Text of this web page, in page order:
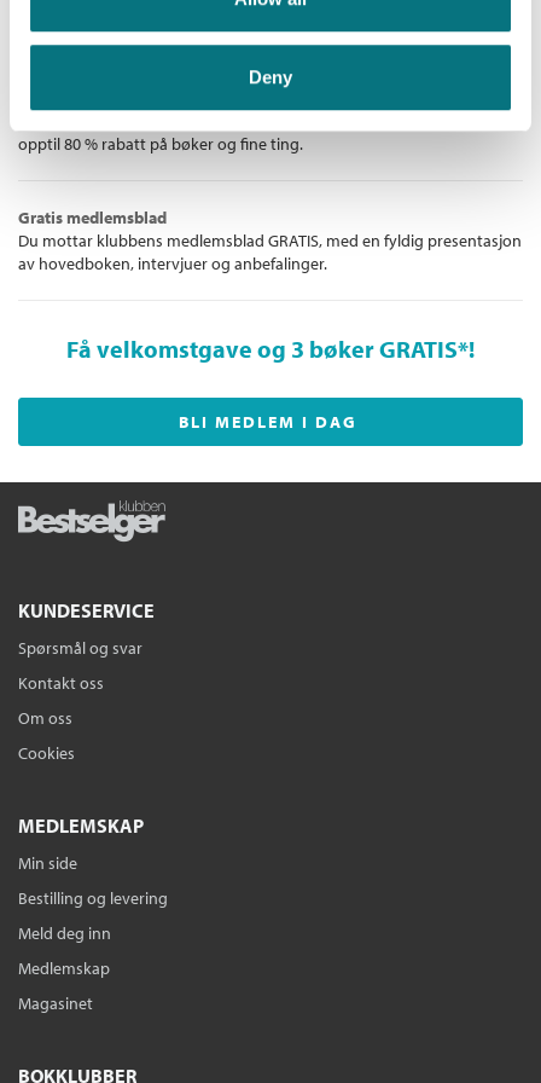
Deny
Filformat:
EPUB
opptil 80 % rabatt på bøker og fine ting.
Gratis medlemsblad
Du mottar klubbens medlemsblad GRATIS, med en fyldig presentasjon
av hovedboken, intervjuer og anbefalinger.
Få velkomstgave og 3 bøker GRATIS*!
BLI MEDLEM I DAG
KUNDESERVICE
Spørsmål og svar
Kontakt oss
Om oss
Cookies
MEDLEMSKAP
Min side
Bestilling og levering
Meld deg inn
Medlemskap
Magasinet
BOKKLUBBER